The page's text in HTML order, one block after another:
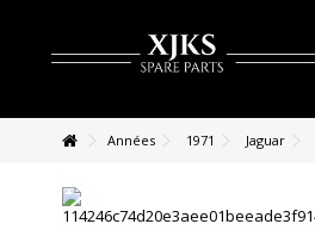
Années 1971 Jaguar